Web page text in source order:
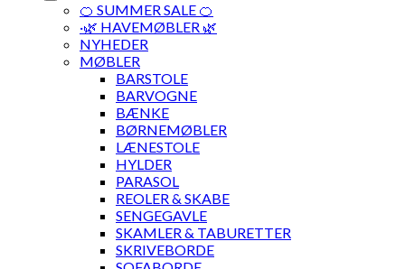
🍊 SUMMER SALE 🍊
·🌿 HAVEMØBLER 🌿
NYHEDER
MØBLER
BARSTOLE
BARVOGNE
BÆNKE
BØRNEMØBLER
LÆNESTOLE
HYLDER
PARASOL
REOLER & SKABE
SENGEGAVLE
SKAMLER & TABURETTER
SKRIVEBORDE